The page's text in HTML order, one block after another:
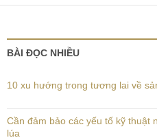
BÀI ĐỌC NHIỀU
10 xu hướng trong tương lai về
Cần đảm bảo các yếu tố kỹ thuật
lúa